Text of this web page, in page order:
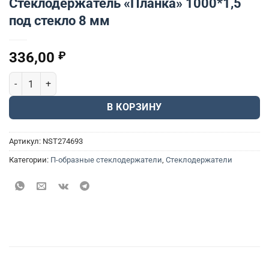
под стекло 8 мм
336,00 ₽
Количество товара Стеклодержатель "Планка" 1000*1,5 под
В КОРЗИНУ
Артикул: NST274693
Категории: П-образные стеклодержатели Стеклодержатели